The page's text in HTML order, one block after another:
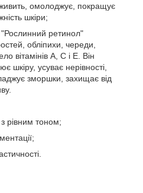
омолоджує, покращує
шкіри;
"Рослинний ретинол"
обліпихи, череди,
вітамінів А, С і Е. Він
шкіру, усуває нерівності,
зморшки, захищає від
рівним тоном;